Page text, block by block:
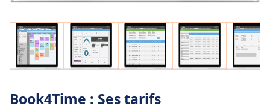
Book4Time : Ses tarifs